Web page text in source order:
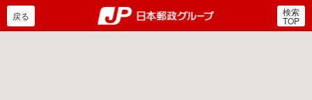
郵便局・日本郵政グルー
戻る 検索
TOP